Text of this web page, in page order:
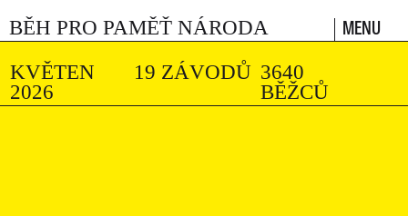
BĚH PRO PAMĚŤ NÁRODA MENU
KVĚTEN
2026
19 ZÁVODŮ 3640
BĚŽCŮ